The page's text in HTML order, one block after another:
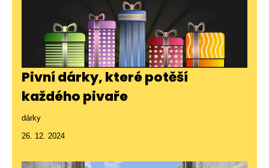
Pivní dárky, které potěší
každého pivaře
dárky
26. 12. 2024